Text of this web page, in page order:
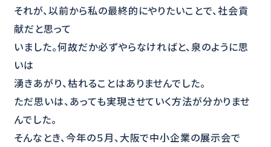
それが、以前から私の最終的にやりたいことで、社会貢
献だと思って
いました。何故だか必ずやらなければと、泉のように思
いは
湧きあがり、枯れることはありませんでした。
ただ思いは、あっても実現させていく方法が分かりませ
んでした。
そんなとき、今年の５月、大阪で中小企業の展示会で